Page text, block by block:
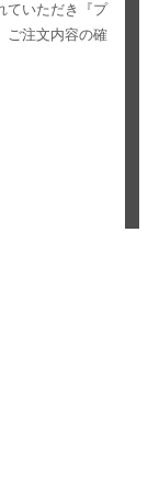
ていただき
『プ
ご注文内容の確